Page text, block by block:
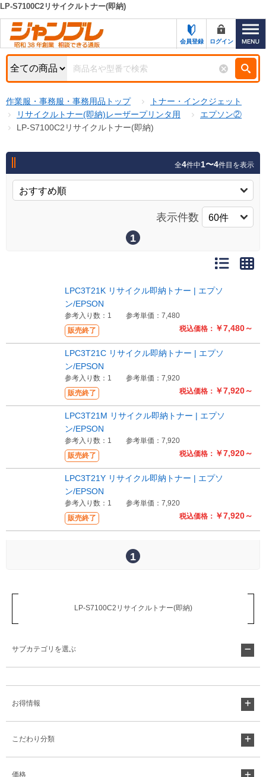
カテゴリー一覧
お知らせ
特集・キャンペーン一覧
初めての方へ
お問い合わせ
新規登録キャンペーン
メーカーカタログ一覧
カタログ請求（無料）
試着サンプル無料貸し出し
デジタルカタログ
クイックオーダー
（注文番号からご注文）
ログアウト
キーワード検索
検索条件
商品カテゴリから選ぶ
商品ステータスで絞る
キャンペーン
販売価格(税抜き)で絞る
円から
円まで
LP-S7100C2リサイクルトナー(即納)
会員登録 ログイン
作業服・事務服・事務用品トップ
トナー・インクジェット
リサイクルトナー(即納)レーザープリンタ用
エプソン②
LP-S7100C2リサイクルトナー(即納)
全4件中1〜4件目を表示
表示件数
1
販売終了 税込価格： ￥7,480～
LPC3T21K リサイクル即納トナー | エプソ
ン/EPSON
参考入り数：1 参考単価：7,480
販売終了 税込価格： ￥7,920～
LPC3T21C リサイクル即納トナー | エプソ
ン/EPSON
参考入り数：1 参考単価：7,920
販売終了 税込価格： ￥7,920～
LPC3T21M リサイクル即納トナー | エプソ
ン/EPSON
参考入り数：1 参考単価：7,920
販売終了 税込価格： ￥7,920～
LPC3T21Y リサイクル即納トナー | エプソ
ン/EPSON
参考入り数：1 参考単価：7,920
1
LP-S7100C2リサイクルトナー(即納)
サブカテゴリを選ぶ
お得情報
こだわり分類
価格